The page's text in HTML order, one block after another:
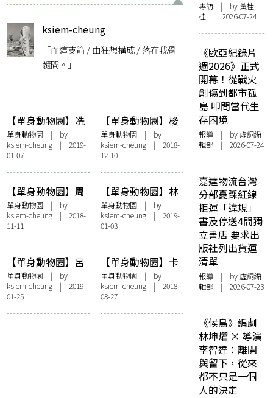
ksiem-cheung
「而這支箭 / 由狂想構成 / 落在我骨
髓間。」
【單身動物園】冼
玉清：不結婚，又
如何？
單身動物園 | by
ksiem-cheung | 2019-
01-07
【單身動物園】梭
羅： 隱青鼻祖的不
婚反抗
單身動物園| by
ksiem-cheung| 2018-
12-10
【單身動物園】周
夢蝶︰獨身也可是
情僧
單身動物園 | by
ksiem-cheung | 2018-
11-11
【單身動物園】林
逋：仙氣宅男無愛
書
單身動物園| by
ksiem-cheung| 2019-
01-03
【單身動物園】呂
碧城：生平可稱心
的男人不多
單身動物園 | by
ksiem-cheung | 2019-
01-25
【單身動物園】卡
夫卡：孤獨是對我
巨大的誘惑
單身動物園| by
ksiem-cheung| 2018-
08-27
專訪 | by 黃桂
桂 | 2026-07-24
《歐亞紀錄片
週2026》正式
開幕！從戰火
創傷到都市孤
島 叩問當代生
存困境
報導 | by 虛詞編
輯部 | 2026-07-24
嘉達物流台灣
分部憂踩紅線
拒運「違規」
書及停送4間獨
立書店 要求出
版社列出貨運
清單
報導 | by 虛詞編
輯部 | 2026-07-23
《候鳥》編劇
林坤燿 × 導演
李智達：離開
與留下，從來
都不只是一個
人的決定